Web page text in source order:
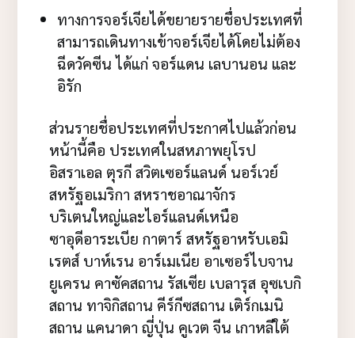
ทางการจอร์เจียได้ขยายรายชื่อประเทศที่
สามารถเดินทางเข้าจอร์เจียได้โดยไม่ต้อง
ฉีดวัคซีน ได้แก่ จอร์แดน เลบานอน และ
อิรัก
ส่วนรายชื่อประเทศที่ประกาศไปแล้วก่อน
หน้านี้คือ ประเทศในสหภาพยุโรป
อิสราเอล ตุรกี สวิตเซอร์แลนด์ นอร์เวย์
สหรัฐอเมริกา สหราชอาณาจักร
บริเตนใหญ่และไอร์แลนด์เหนือ
ซาอุดีอาระเบีย กาตาร์ สหรัฐอาหรับเอมิ
เรตส์ บาห์เรน อาร์เมเนีย อาเซอร์ไบจาน
ยูเครน คาซัคสถาน รัสเซีย เบลารุส อุซเบกิ
สถาน ทาจิกิสถาน คีร์กีซสถาน เติร์กเมนิ
สถาน แคนาดา ญี่ปุ่น คูเวต จีน เกาหลีใต้